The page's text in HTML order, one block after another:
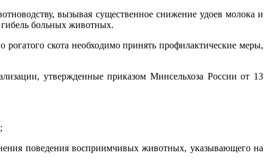
вызывая существенное снижение удоев молока и
больных животных.
скота необходимо принять профилактические меры,
утвержденные приказом Минсельхоза России от 13
поведения восприимчивых животных, указывающего на